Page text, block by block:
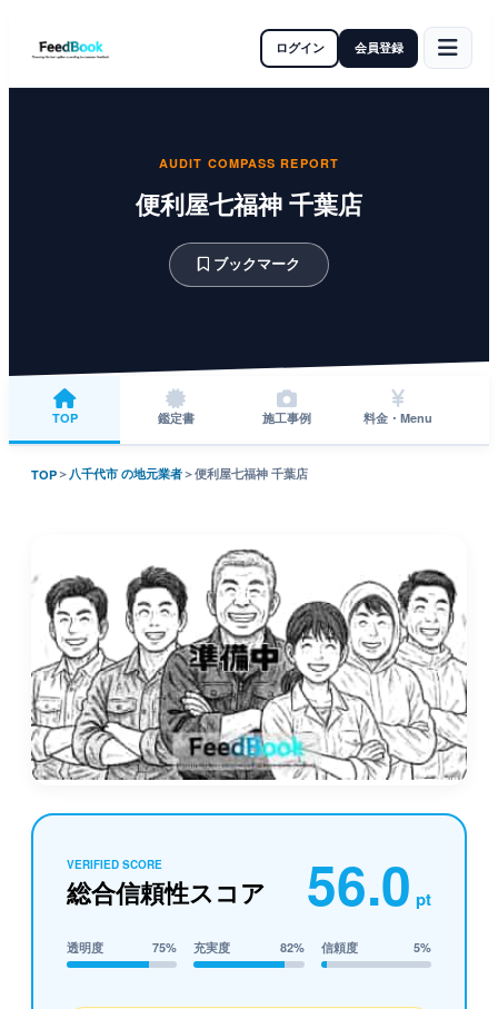
ログイン 会員登録
AUDIT COMPASS REPORT
便利屋七福神 千葉店
ブックマーク
TOP 鑑定書 施工事例 料金・Menu
TOP＞ 八千代市 の地元業者＞便利屋七福神 千葉店
VERIFIED SCORE
総合信頼性スコア 56.0 pt
透明度 75% 充実度 82% 信頼度 5%